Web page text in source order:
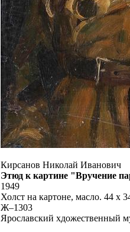
Кирсанов Николай Иванович
Этюд к картине "Вручение
1949
Холст на картоне, масло. 44 x
Ж–1303
Ярославский хдожественный